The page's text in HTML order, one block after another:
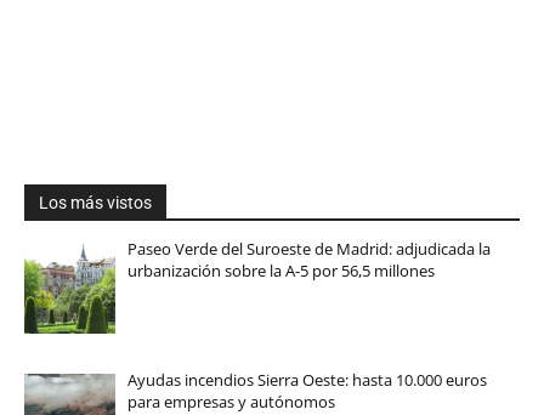
Los más vistos
Paseo Verde del Suroeste de Madrid: adjudicada la
urbanización sobre la A-5 por 56,5 millones
Ayudas incendios Sierra Oeste: hasta 10.000 euros
para empresas y autónomos